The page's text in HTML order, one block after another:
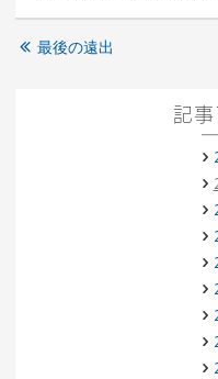
最後の遠出
記事